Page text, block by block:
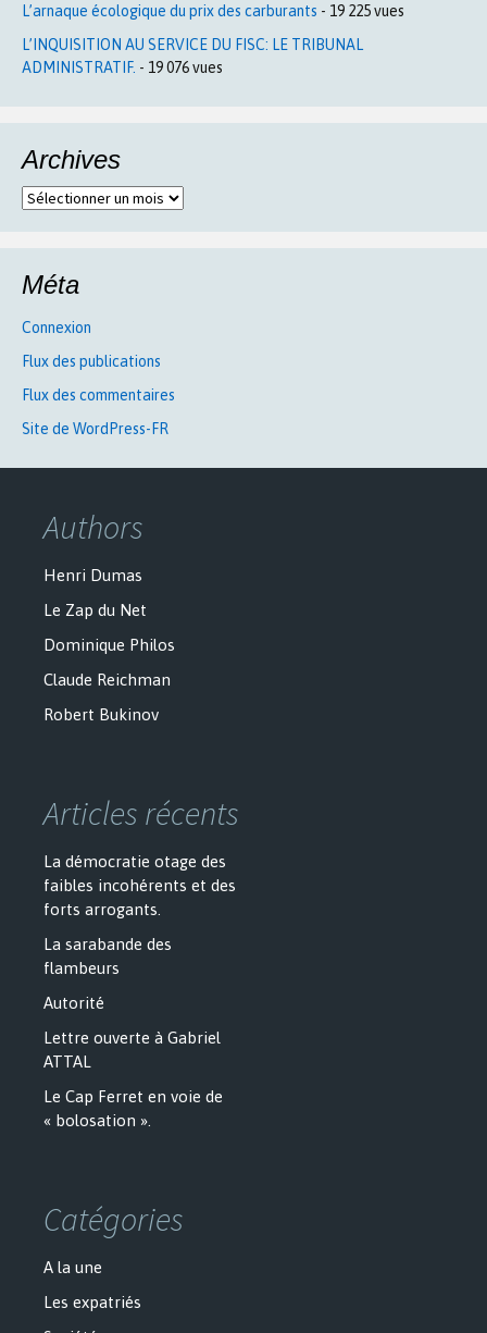
L’arnaque écologique du prix des carburants - 19 225 vues
L’INQUISITION AU SERVICE DU FISC: LE TRIBUNAL
ADMINISTRATIF. - 19 076 vues
Archives
Archives
Méta
Connexion
Flux des publications
Flux des commentaires
Site de WordPress-FR
Authors
Henri Dumas
Le Zap du Net
Dominique Philos
Claude Reichman
Robert Bukinov
Articles récents
La démocratie otage des
faibles incohérents et des
forts arrogants.
La sarabande des
flambeurs
Autorité
Lettre ouverte à Gabriel
ATTAL
Le Cap Ferret en voie de
« bolosation ».
Catégories
A la une
Les expatriés